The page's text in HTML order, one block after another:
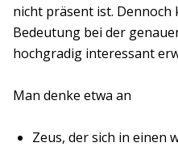
nicht präsent ist. Dennoch
Bedeutung bei der
hochgradig interessant
Man denke etwa an
Zeus, der sich in einen